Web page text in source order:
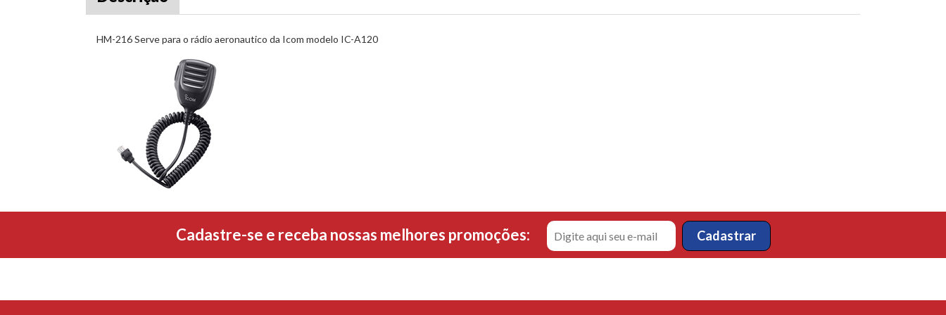
HM-216 Serve para o rádio aeronautico da Icom modelo IC-A120
Cadastre-se e receba nossas melhores promoções: